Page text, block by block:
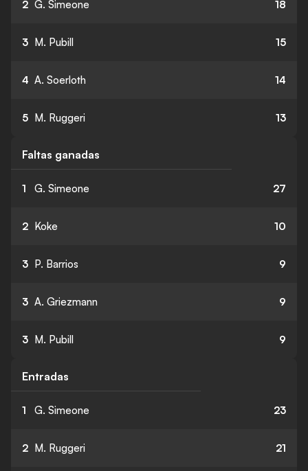
2 G. Simeone 18
3 M. Pubill 15
4 A. Soerloth 14
5 M. Ruggeri 13
Faltas ganadas
1 G. Simeone 27
2 Koke 10
3 P. Barrios 9
3 A. Griezmann 9
3 M. Pubill 9
Entradas
1 G. Simeone 23
2 M. Ruggeri 21